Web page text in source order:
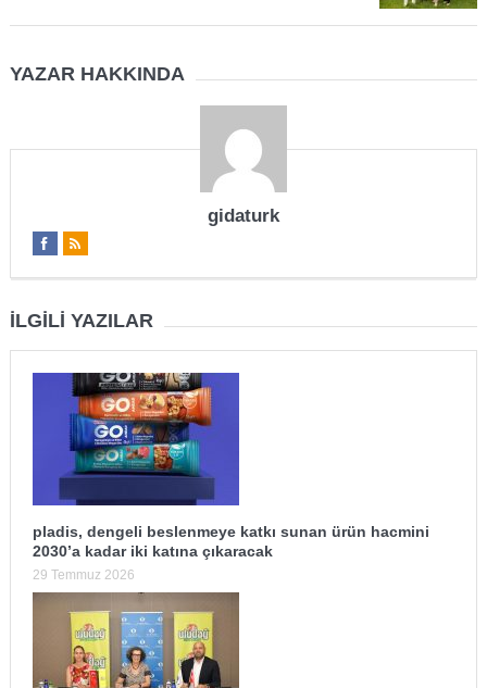
YAZAR HAKKINDA
gidaturk
İLGILI YAZILAR
pladis, dengeli beslenmeye katkı sunan ürün hacmini
2030’a kadar iki katına çıkaracak
29 Temmuz 2026